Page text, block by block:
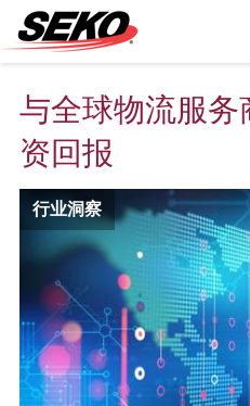
与全球物流服
资回报
行业洞察